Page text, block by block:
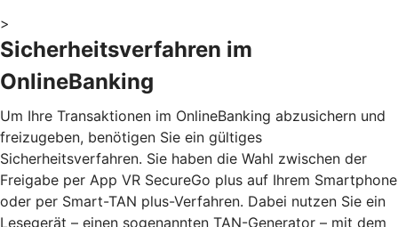
>
Sicherheitsverfahren im
OnlineBanking
Um Ihre Transaktionen im OnlineBanking abzusichern und
freizugeben, benötigen Sie ein gültiges
Sicherheitsverfahren. Sie haben die Wahl zwischen der
Freigabe per App VR SecureGo plus auf Ihrem Smartphone
oder per Smart-TAN plus-Verfahren. Dabei nutzen Sie ein
Lesegerät – einen sogenannten TAN-Generator – mit dem